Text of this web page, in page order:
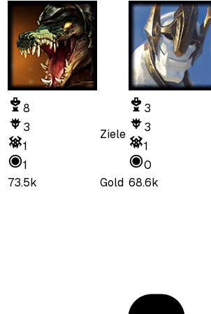
8
3
1
1
Ziele
3
3
1
0
73.5k
Gold 68.6k